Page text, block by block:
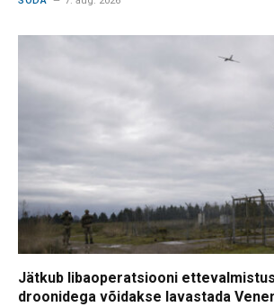
Jätkub libaoperatsiooni
droonidega võidakse lavastada